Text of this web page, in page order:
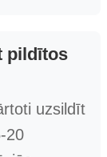
pildītos
uzsildīt
20